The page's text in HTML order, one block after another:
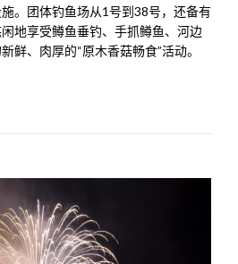
。团体钓鱼场从1号到38号，还备有
地享受鳟鱼垂钓、手抓鳟鱼、河边
鲜、肉厚的“原木香菇畅食”活动。